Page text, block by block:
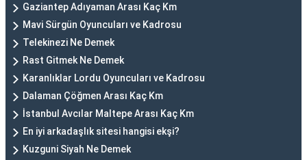
Gaziantep Adıyaman Arası Kaç Km
Mavi Sürgün Oyuncuları ve Kadrosu
Telekinezi Ne Demek
Rast Gitmek Ne Demek
Karanlıklar Lordu Oyuncuları ve Kadrosu
Dalaman Çöğmen Arası Kaç Km
İstanbul Avcılar Maltepe Arası Kaç Km
En iyi arkadaşlık sitesi hangisi ekşi?
Kuzguni Siyah Ne Demek